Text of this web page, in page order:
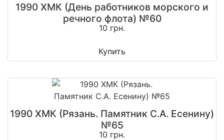
1990 ХМК (День работников морского и
речного флота) №60
10 грн.
Купить
1990 ХМК (Рязань. Памятник С.А. Есенину)
№65
10 грн.